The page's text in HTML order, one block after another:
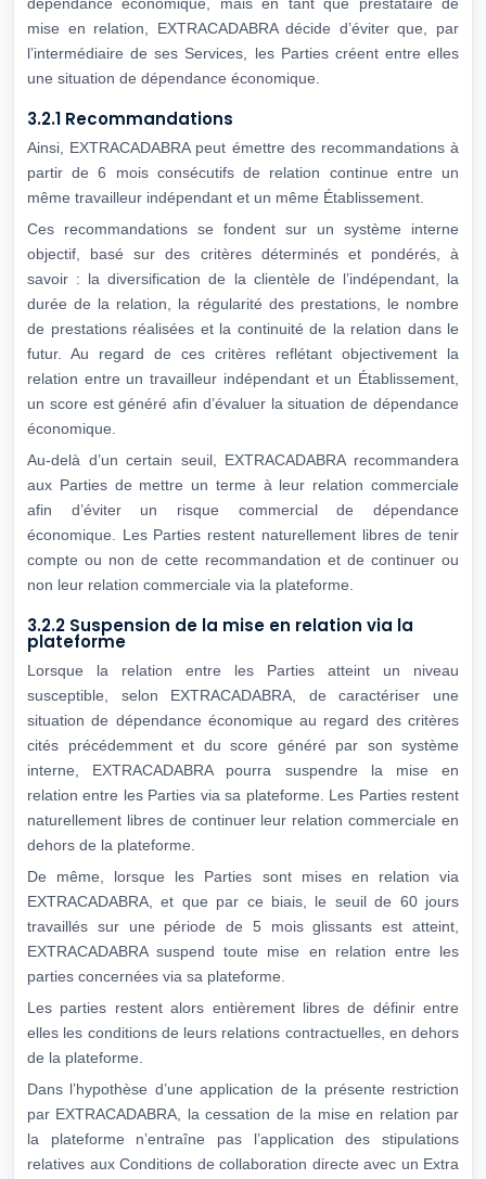
mise en relation, EXTRACADABRA décide d’éviter que, par
l’intermédiaire de ses Services, les Parties créent entre elles
une situation de dépendance économique.
3.2.1 Recommandations
Ainsi, EXTRACADABRA peut émettre des recommandations à
partir de 6 mois consécutifs de relation continue entre un
même travailleur indépendant et un même Établissement.
Ces recommandations se fondent sur un système interne
objectif, basé sur des critères déterminés et pondérés, à
savoir : la diversification de la clientèle de l’indépendant, la
durée de la relation, la régularité des prestations, le nombre
de prestations réalisées et la continuité de la relation dans le
futur. Au regard de ces critères reflétant objectivement la
relation entre un travailleur indépendant et un Établissement,
un score est généré afin d’évaluer la situation de dépendance
économique.
Au-delà d’un certain seuil, EXTRACADABRA recommandera
aux Parties de mettre un terme à leur relation commerciale
afin d’éviter un risque commercial de dépendance
économique. Les Parties restent naturellement libres de tenir
compte ou non de cette recommandation et de continuer ou
non leur relation commerciale via la plateforme.
3.2.2 Suspension de la mise en relation via la
plateforme
Lorsque la relation entre les Parties atteint un niveau
susceptible, selon EXTRACADABRA, de caractériser une
situation de dépendance économique au regard des critères
cités précédemment et du score généré par son système
interne, EXTRACADABRA pourra suspendre la mise en
relation entre les Parties via sa plateforme. Les Parties restent
naturellement libres de continuer leur relation commerciale en
dehors de la plateforme.
De même, lorsque les Parties sont mises en relation via
EXTRACADABRA, et que par ce biais, le seuil de 60 jours
travaillés sur une période de 5 mois glissants est atteint,
EXTRACADABRA suspend toute mise en relation entre les
parties concernées via sa plateforme.
Les parties restent alors entièrement libres de définir entre
elles les conditions de leurs relations contractuelles, en dehors
de la plateforme.
Dans l’hypothèse d’une application de la présente restriction
par EXTRACADABRA, la cessation de la mise en relation par
la plateforme n’entraîne pas l’application des stipulations
relatives aux Conditions de collaboration directe avec un Extra